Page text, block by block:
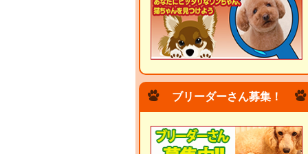
ブリーダーさん募集！